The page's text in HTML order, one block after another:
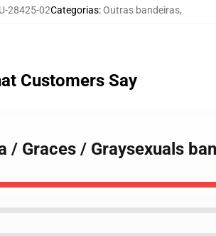
28425-02Categorias:Outras bandeiras,
Customers Say
Graces / Graysexuals